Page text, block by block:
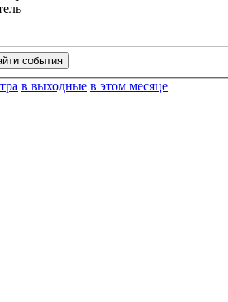
в выходные в этом месяце